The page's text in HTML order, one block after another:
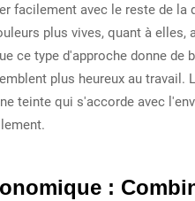
facilement avec le reste de
plus vives, quant à
ce type d'approche donne
plus heureux au
teinte qui s'accorde avec
: